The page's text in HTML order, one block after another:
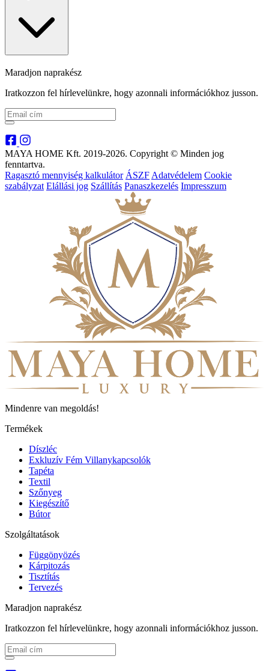
Maradjon naprakész
Iratkozzon fel hírlevelünkre, hogy azonnali információkhoz jusson.
MAYA HOME Kft. 2019-2026. Copyright © Minden jog
fenntartva.
Ragasztó mennyiség kalkulátor ÁSZF Adatvédelem Cookie
szabályzat Elállási jog Szállítás Panaszkezelés Impresszum
Mindenre van megoldás!
Termékek
Díszléc
Exkluzív Fém Villanykapcsolók
Tapéta
Textil
Szőnyeg
Kiegészítő
Bútor
Szolgáltatások
Függönyözés
Kárpitozás
Tisztítás
Tervezés
Maradjon naprakész
Iratkozzon fel hírlevelünkre, hogy azonnali információkhoz jusson.